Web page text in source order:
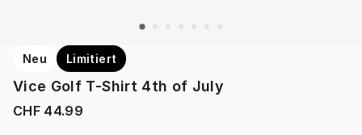
Neu Limitiert
Vice Golf T-Shirt 4th of July
CHF 44.99